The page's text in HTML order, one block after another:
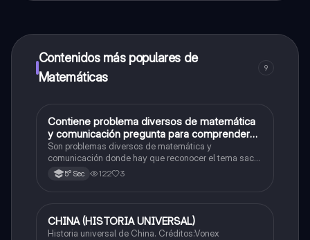
a determinadas funciones.
Contenidos más populares de
Matemáticas
9
Matemáticas
Contiene problema diversos de matemática
y comunicación pregunta para comprender
formulario y datos
Son problemas diversos de matemática y
comunicación donde hay que reconocer el tema sacar
las fórmulas y los trucos para comprender y resolver
5° Sec 122 3
Castellano
CHINA (HISTORIA UNIVERSAL)
Historia universal de China. Créditos:Vonex